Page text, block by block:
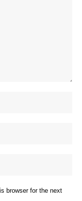
browser for the next